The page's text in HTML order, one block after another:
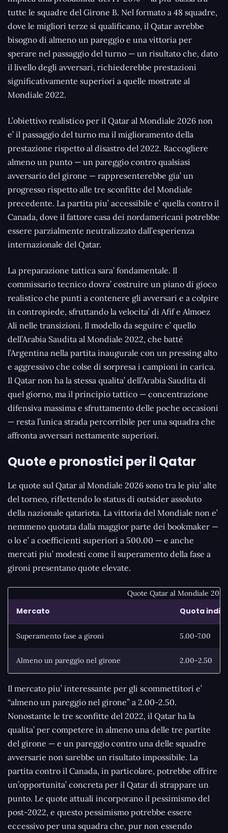
tutte le squadre del Girone B. Nel formato a 48 squadre,
dove le migliori terze si qualificano, il Qatar avrebbe
bisogno di almeno un pareggio e una vittoria per
sperare nel passaggio del turno — un risultato che, dato
il livello degli avversari, richiederebbe prestazioni
significativamente superiori a quelle mostrate al
Mondiale 2022.
L’obiettivo realistico per il Qatar al Mondiale 2026 non
e’ il passaggio del turno ma il miglioramento della
prestazione rispetto al disastro del 2022. Raccogliere
almeno un punto — un pareggio contro qualsiasi
avversario del girone — rappresenterebbe gia’ un
progresso rispetto alle tre sconfitte del Mondiale
precedente. La partita piu’ accessibile e’ quella contro il
Canada, dove il fattore casa dei nordamericani potrebbe
essere parzialmente neutralizzato dall’esperienza
internazionale del Qatar.
La preparazione tattica sara’ fondamentale. Il
commissario tecnico dovra’ costruire un piano di gioco
realistico che punti a contenere gli avversari e a colpire
in contropiede, sfruttando la velocita’ di Afif e Almoez
Ali nelle transizioni. Il modello da seguire e’ quello
dell’Arabia Saudita al Mondiale 2022, che batté
l’Argentina nella partita inaugurale con un pressing alto
e aggressivo che colse di sorpresa i campioni in carica.
Il Qatar non ha la stessa qualita’ dell’Arabia Saudita di
quel giorno, ma il principio tattico — concentrazione
difensiva massima e sfruttamento delle poche occasioni
— resta l’unica strada percorribile per una squadra che
affronta avversari nettamente superiori.
Quote e pronostici per il Qatar
Le quote sul Qatar al Mondiale 2026 sono tra le piu’ alte
del torneo, riflettendo lo status di outsider assoluto
della nazionale qatariota. La vittoria del Mondiale non e’
nemmeno quotata dalla maggior parte dei bookmaker —
o lo e’ a coefficienti superiori a 500.00 — e anche
mercati piu’ modesti come il superamento della fase a
gironi presentano quote elevate.
Quote Qatar al Mondiale
Mercato Quota
Superamento fase a gironi 5.00-7.00
Almeno un pareggio nel girone 2.00-2.50
Il mercato piu’ interessante per gli scommettitori e’
“almeno un pareggio nel girone” a 2.00-2.50.
Nonostante le tre sconfitte del 2022, il Qatar ha la
qualita’ per competere in almeno una delle tre partite
del girone — e un pareggio contro una delle squadre
avversarie non sarebbe un risultato impossibile. La
partita contro il Canada, in particolare, potrebbe offrire
un’opportunita’ concreta per il Qatar di strappare un
punto. Le quote attuali incorporano il pessimismo del
post-2022, e questo pessimismo potrebbe essere
eccessivo per una squadra che, pur non essendo